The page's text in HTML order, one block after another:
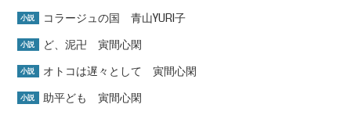
小説 コラージュの国 青山YURI子
小説 ど、泥卍 寅間心閑
小説 オトコは遅々として 寅間心閑
小説 助平ども 寅間心閑